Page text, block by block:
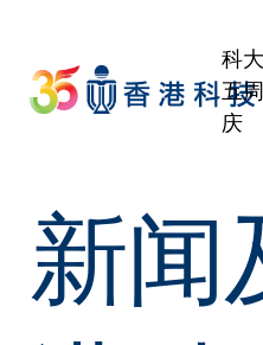
main
content
科
五
庆
新闻